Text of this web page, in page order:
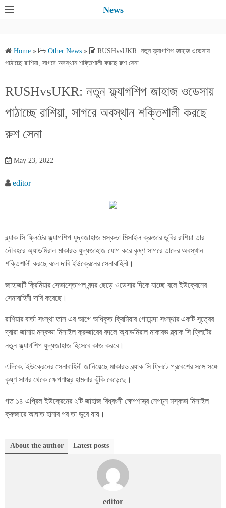
News
Home » Other News »
RUSHvsUKR: নতুন ফ্ল্যাগশিপ জাহাজ ওডেসায়
পাঠাচ্ছে রাশিয়া, সাগরে অবস্থান শক্তিশালী করছে রুশ সেনা
RUSHvsUKR: নতুন ফ্ল্যাগশিপ জাহাজ ওডেসায়
পাঠাচ্ছে রাশিয়া, সাগরে অবস্থান শক্তিশালী করছে
রুশ সেনা
May 23, 2022
editor
ব্ল্যাক সি ফ্লিটের ফ্ল্যাগশিপ যুদ্ধজাহাজ মস্কভা মিসাইল ক্রুজার ডুবির রাশিয়া তার
নৌবহরে অ্যাডমিরাল মাকারভ যুদ্ধজাহাজ যোগ করে কৃষ্ণ সাগরে তাদের অবস্থান
শক্তিশালী করছে বলে দাবি ইউক্রেনের সেনাবাহিনী।
জাহাজটি ক্রিমিয়ার সেভাস্তোপল বন্দর ছেড়ে ওডেসার দিকে যাচ্ছে বলে ইউক্রেনের
সেনাবাহিনী দাবি করেছে।
রাশিয়ার বার্তা সংস্থা তাস এর আগে অধিকৃত ক্রিমিয়ার গোয়েন্দা সংস্থার একটি সূত্রের
দ্বারা জানায় মস্কভা মিসাইল ক্রুজারের বদলে অ্যাডমিরাল মাকারভ ব্ল্যাক সি ফ্লিটের
নতুন ফ্ল্যাগশিপ যুদ্ধজাহাজ হিসেবে কাজ করবে।
এদিকে, ইউক্রেনের সেনাবাহিনী জানিয়েছে মাকারভ ব্ল্যাক সি ফ্লিটে প্রবেশের সঙ্গে সঙ্গে
কৃষ্ণ সাগর থেকে ক্ষেপণাস্ত্র হামলার ঝুঁকি বেড়েছে।
গত ১৪ এপ্রিল ইউক্রেনের ২টি জাহাজ বিধ্বংসী ক্ষেপণাস্ত্র নেপচুন মস্কভা মিসাইল
ক্রুজারে আঘাত হানার পর তা ডুবে যায়।
About the author Latest posts
editor